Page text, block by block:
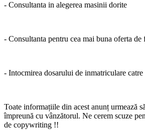
- Consultanta in alegerea masinii dorite
- Consultanta pentru cea mai buna oferta de
- Intocmirea dosarului de inmatriculare
Toate informațiile din acest anunț urmează
împreună cu vânzătorul. Ne cerem scuze
de copywriting !!